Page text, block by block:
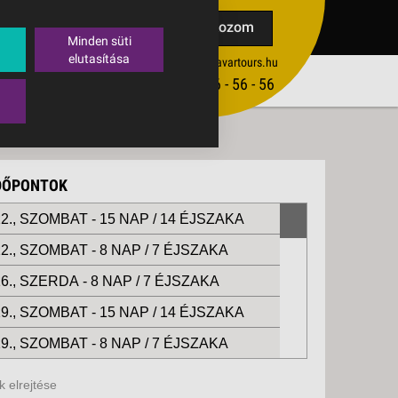
Feliratkozom
ertekesites@budavartours.hu
(+36­ 1) 3 - 56 - 56 - 56
TIPPEK
SZOMBAT - 15 NAP / 14 ÉJSZAKA
SZOMBAT - 8 NAP / 7 ÉJSZAKA
SZERDA - 8 NAP / 7 ÉJSZAKA
SZOMBAT - 15 NAP / 14 ÉJSZAKA
SZOMBAT - 8 NAP / 7 ÉJSZAKA
elrejtése
Minden süti
elutasítása